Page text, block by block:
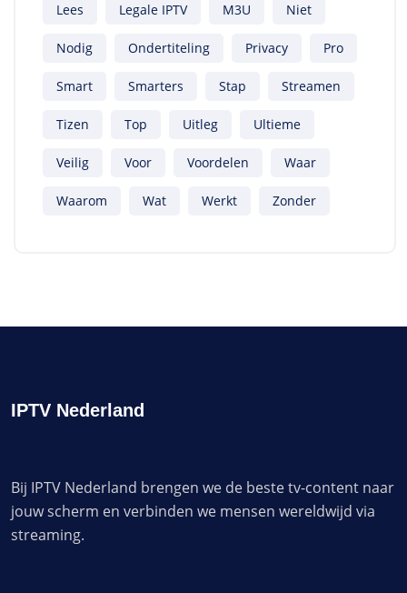
Lees Legale IPTV M3U Niet
Nodig Ondertiteling Privacy Pro
Smart Smarters Stap Streamen
Tizen Top Uitleg Ultieme
Veilig Voor Voordelen Waar
Waarom Wat Werkt Zonder
IPTV Nederland
Bij IPTV Nederland brengen we de beste tv-content naar
jouw scherm en verbinden we mensen wereldwijd via
streaming.